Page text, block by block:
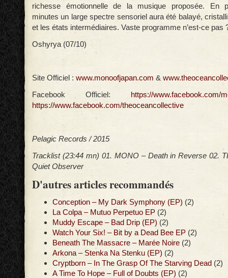
richesse émotionnelle de la musique proposée. En
minutes un large spectre sensoriel aura été balayé,
et les états intermédiaires. Vaste programme n’est-ce pas
Oshyrya (07/10)
Site Officiel : www.monoofjapan.com &
Facebook Officiel: https://www.facebook.com/
https://www.facebook.com/theoceancollective
Pelagic Records / 2015
Tracklist (23:44 mn) 01. MONO – Death in Reverse 02.
Quiet Observer
D'autres articles recommandés
Conception – My Dark Symphony (EP) (2)
La Colpa – Mutuo Perpetuo EP (2)
Muddy Escape – Bad Drip (EP) (2)
Watch Your Six! – Bit by a Dead Bee EP (2)
Beneath The Massacre – Marée Noire (2)
Arkona – Stenka Na Stenku (EP) (2)
Cryptborn – In The Grasp Of The Starving Dead (2)
A Time To Hope – Full of Doubts (EP) (2)